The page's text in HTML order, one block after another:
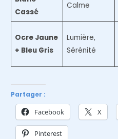
Cassé
Calme
Ocre Jaune
+ Bleu Gris
Lumière,
Sérénité
Partager :
Facebook X
Pinterest